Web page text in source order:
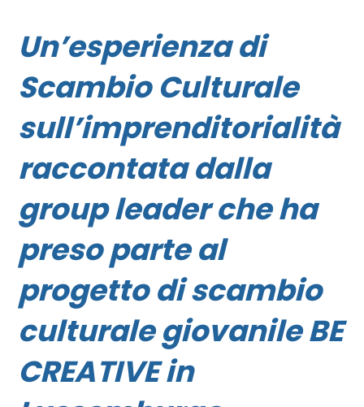
Un’esperienza di
Scambio Culturale
sull’imprenditorialità
raccontata dalla
group leader che ha
preso parte al
progetto di scambio
culturale giovanileBE
CREATIVEin